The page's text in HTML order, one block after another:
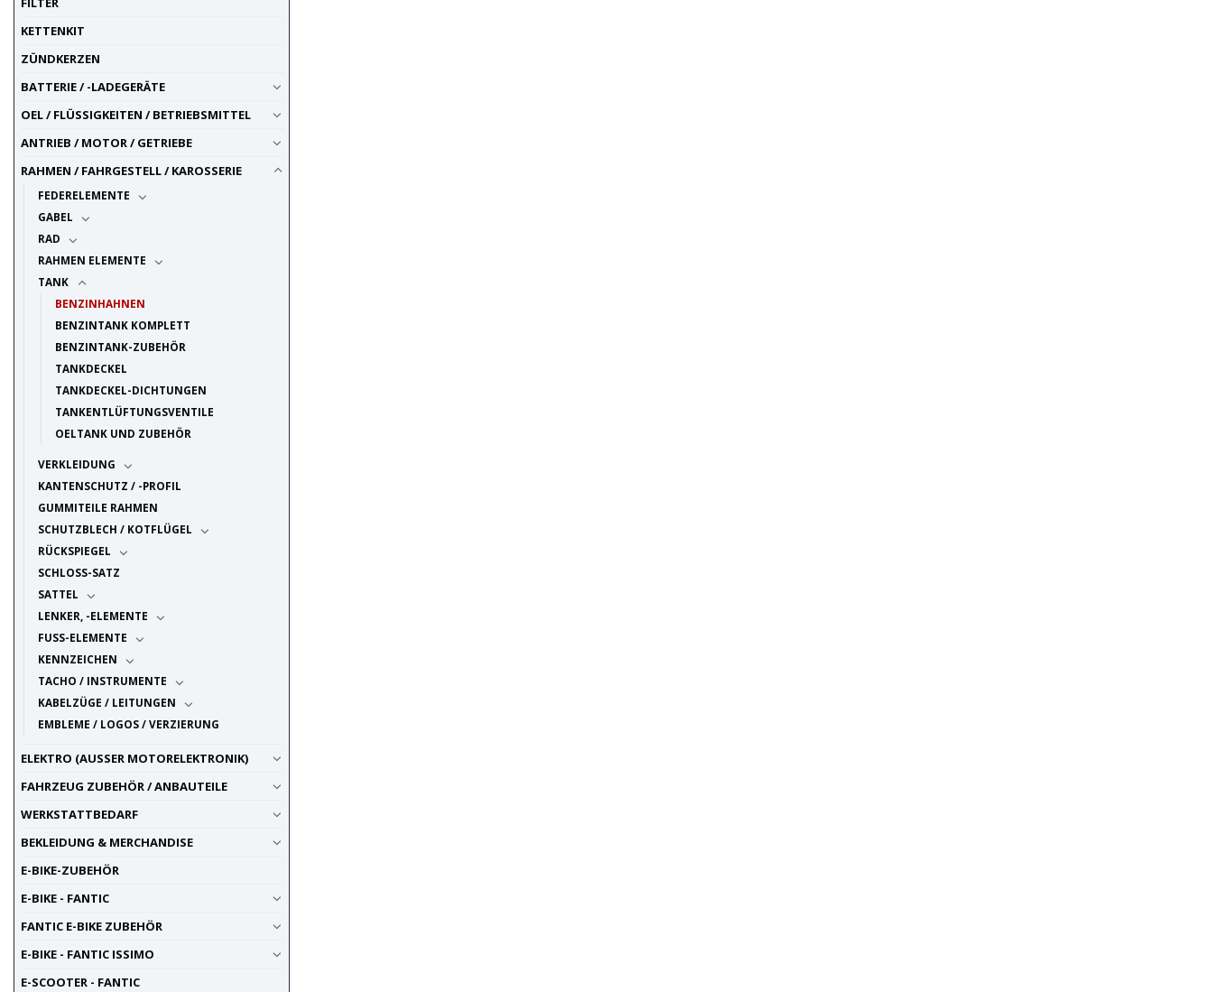
YAMAHA
KETTENKIT
ZÜNDKERZEN
BATTERIE / -LADEGERÄTE
OEL / FLÜSSIGKEITEN / BETRIEBSMITTEL
ANTRIEB / MOTOR / GETRIEBE
RAHMEN / FAHRGESTELL / KAROSSERIE
FEDERELEMENTE
GABEL
RAD
RAHMEN ELEMENTE
TANK
BENZINHAHNEN
BENZINTANK KOMPLETT
BENZINTANK-ZUBEHÖR
TANKDECKEL
TANKDECKEL-DICHTUNGEN
TANKENTLÜFTUNGSVENTILE
OELTANK UND ZUBEHÖR
VERKLEIDUNG
KANTENSCHUTZ / -PROFIL
GUMMITEILE RAHMEN
SCHUTZBLECH / KOTFLÜGEL
RÜCKSPIEGEL
SCHLOSS-SATZ
SATTEL
LENKER, -ELEMENTE
FUSS-ELEMENTE
KENNZEICHEN
TACHO / INSTRUMENTE
KABELZÜGE / LEITUNGEN
EMBLEME / LOGOS / VERZIERUNG
ELEKTRO (AUSSER MOTORELEKTRONIK)
FAHRZEUG ZUBEHÖR / ANBAUTEILE
WERKSTATTBEDARF
BEKLEIDUNG & MERCHANDISE
E-BIKE-ZUBEHÖR
E-BIKE - FANTIC
FANTIC E-BIKE ZUBEHÖR
E-BIKE - FANTIC ISSIMO
E-SCOOTER - FANTIC